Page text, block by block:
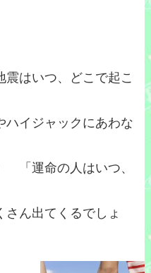
はいつ、どこで起こ
イジャックにあわな
「運命の人はいつ、
ん出てくるでしょ